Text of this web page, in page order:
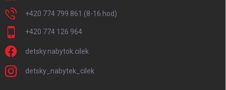
+420 774 799 861 (8-16 hod)
+420 774 126 964
detsky.nabytok.cilek
detsky_nabytek_cilek